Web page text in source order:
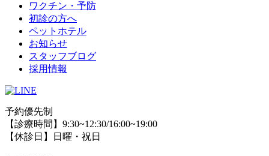
ワクチン・予防
初診の方へ
ペットホテル
お知らせ
スタッフブログ
採用情報
予約優先制
【診療時間】9:30~12:30/16:00~19:00
【休診日】日曜・祝日